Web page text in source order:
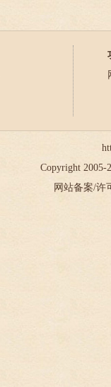
Copyright 2005-
网站备案/许